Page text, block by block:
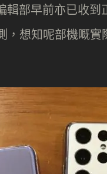
輯部早前亦已收
想知呢部機嘅